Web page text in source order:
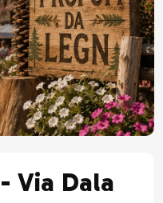
Via Dala